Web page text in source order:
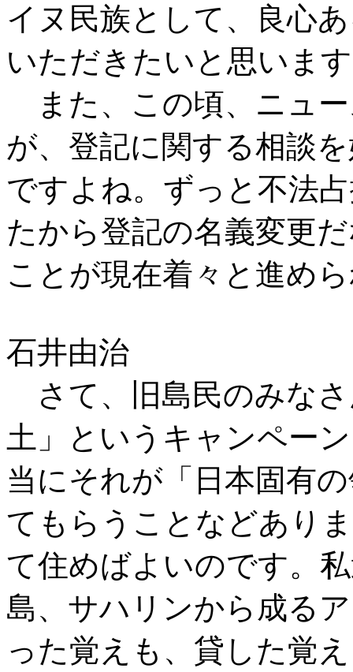
イヌ民族として、良心
いただきたいと思いま
また、この頃、ニュ
が、登記に関する相談
ですよね。ずっと不法
たから登記の名義変更
ことが現在着々と進め
石井由治
さて、旧島民のみな
土」というキャンペー
当にそれが「日本固有
てもらうことなどあり
て住めばよいのです。
島、サハリンから成る
った覚えも、貸した覚